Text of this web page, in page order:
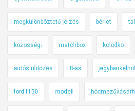
megkülönböztető jelzés bérlet
közösségi matchbox kolodko
autós üldözés 8-as
ford f150 modell